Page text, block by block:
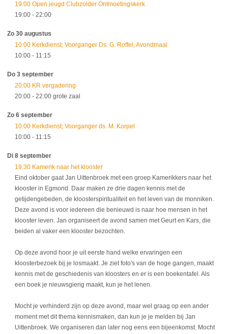
19:00 Open jeugd Clubzolder Ontmoetingskerk
19:00 - 22:00
Zo 30 augustus
10:00 Kerkdienst; Voorganger Ds. G. Roffel, Avondmaal
10:00 - 11:15
Do 3 september
20:00 KR vergadering
20:00 - 22:00 grote zaal
Zo 6 september
10:00 Kerkdienst; Voorganger ds. M. Korpel
10:00 - 11:15
Di 8 september
19:30 Kamerik naar het klooster
Eind oktober gaat Jan Uittenbroek met een groep Kamerikkers naar het
klooster in Egmond. Daar maken ze drie dagen kennis met de
getijdengebeden, de kloosterspiritualiteit en het leven van de monniken.
Deze avond is voor iedereen die benieuwd is naar hoe mensen in het
klooster leven. Jan organiseert de avond samen met Geurt en Kars, die
beiden al vaker een klooster bezochten.
Op deze avond hoor je uit eerste hand welke ervaringen een
kloosterbezoek bij je losmaakt. Je ziet foto's van de hoge gangen, maakt
kennis met de geschiedenis van kloosters en er is een boekentafel. Als
een boek je nieuwsgierig maakt, kun je het lenen.
Mocht je verhinderd zijn op deze avond, maar wel graag op een ander
moment met dit thema kennismaken, dan kun je je melden bij Jan
Uittenbroek. We organiseren dan later nog eens een bijeenkomst. Mocht